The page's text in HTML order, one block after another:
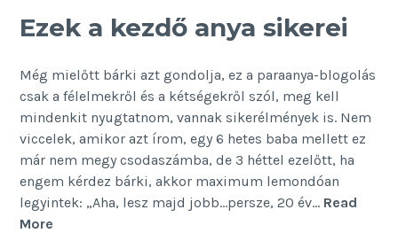
Ezek a kezdő anya sikerei
Még mielőtt bárki azt gondolja, ez a paraanya-blogolás
csak a félelmekről és a kétségekről szól, meg kell
mindenkit nyugtatnom, vannak sikerélmények is. Nem
viccelek, amikor azt írom, egy 6 hetes baba mellett ez
már nem megy csodaszámba, de 3 héttel ezelőtt, ha
engem kérdez bárki, akkor maximum lemondóan
legyintek: „Aha, lesz majd jobb…persze, 20 év… Read
More